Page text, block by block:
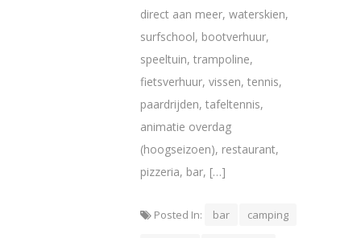
direct aan meer, waterskien,
surfschool, bootverhuur,
speeltuin, trampoline,
fietsverhuur, vissen, tennis,
paardrijden, tafeltennis,
animatie overdag
(hoogseizoen), restaurant,
pizzeria, bar, […]
Posted In: bar camping